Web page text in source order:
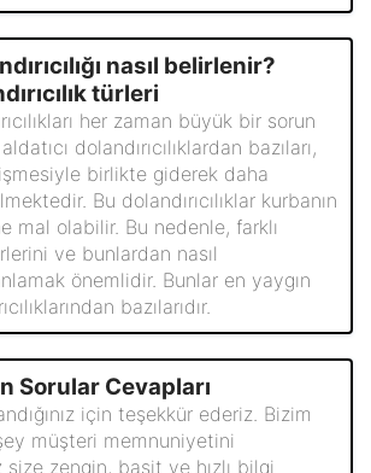
nasıl belirlenir?
türleri
her zaman büyük bir sorun
dolandırıcılıklardan bazıları,
birlikte giderek daha
Bu dolandırıcılıklar kurbanın
mal olabilir. Bu nedenle, farklı
ve bunlardan nasıl
önemlidir. Bunlar en yaygın
bazılarıdır.
Sorular Cevapları
için teşekkür ederiz. Bizim
müşteri memnuniyetini
size zengin, basit ve hızlı bilgi